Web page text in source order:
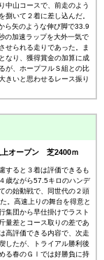
中山コースで、前走のよう
いて２着に差し込んだ。
ら矢のような伸び脚で33.9
の加速ラップを大外一気で
せられる走りであった。ま
なり、獲得賞金の加算に成
が、ホープフルＳ組との比
きいと思わせるレース振り
オープン 芝2400ｍ
すると３着は評価できるも
歳ながら57.5キロのハンデ
の始動戦で、同世代の２頭
。高速上りの舞台を得意と
集団から早仕掛けでラスト
量差とコース取りの差であ
高評価できる内容で、次走
したが、トライアル勝利後
る春のＧⅠでは好勝負に持